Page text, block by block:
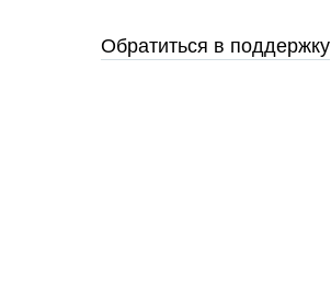
Обратиться в поддержку